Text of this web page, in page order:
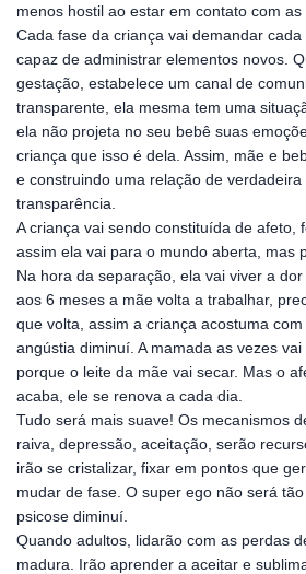
menos hostil ao estar em contato com as
Cada fase da criança vai demandar
capaz de administrar elementos novos.
gestação, estabelece um canal de
transparente, ela mesma tem uma
ela não projeta no seu bebê suas
criança que isso é dela. Assim, mãe e
e construindo uma relação de
transparência.
A criança vai sendo constituída de afeto,
assim ela vai para o mundo aberta, mas
Na hora da separação, ela vai viver a
aos 6 meses a mãe volta a trabalhar,
que volta, assim a criança acostuma
angústia diminuí. A mamada as vezes vai
porque o leite da mãe vai secar. Mas o
acaba, ele se renova a cada dia.
Tudo será mais suave! Os mecanismos
raiva, depressão, aceitação, serão
irão se cristalizar, fixar em pontos que
mudar de fase. O super ego não será
psicose diminuí.
Quando adultos, lidarão com as perdas
madura. Irão aprender a aceitar e